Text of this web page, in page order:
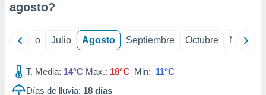
agosto?
Junio Julio Agosto Septiembre Octubre
T. Media: 14°C Max.: 18°C Min: 11°C
Días de lluvia: 18 días